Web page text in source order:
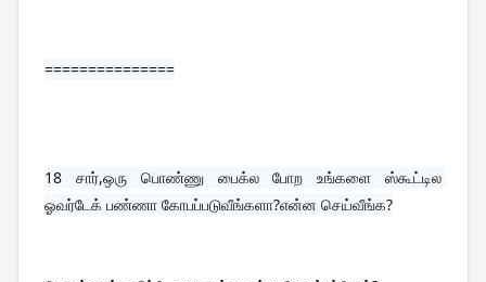
===============
18 சார்,ஒரு பொண்ணு பைக்ல போற உங்களை ஸ்கூட்டில
ஓவர்டேக் பண்ணா கோபப்படுவீங்களா?என்ன செய்வீங்க?